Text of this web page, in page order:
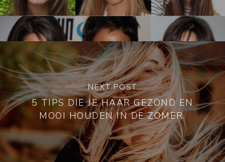
NEXT POST
5 TIPS DIE JE HAAR GEZOND EN
MOOI HOUDEN IN DE ZOMER.